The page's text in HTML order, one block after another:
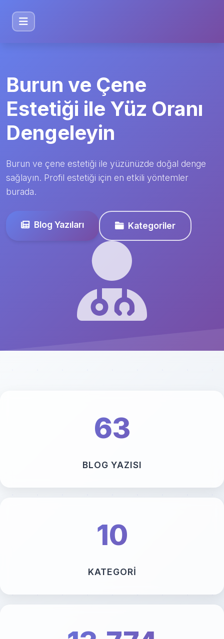
Burun ve Çene
Estetiği ile Yüz Oranı
Dengeleyin
Burun ve çene estetiği ile yüzünüzde doğal denge
sağlayın. Profil estetiği için en etkili yöntemler
burada.
Blog Yazıları Kategoriler
63
BLOG YAZISI
10
KATEGORI